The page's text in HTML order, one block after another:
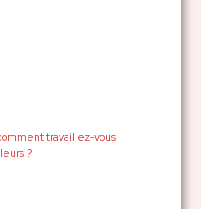
travaillez-vous
?